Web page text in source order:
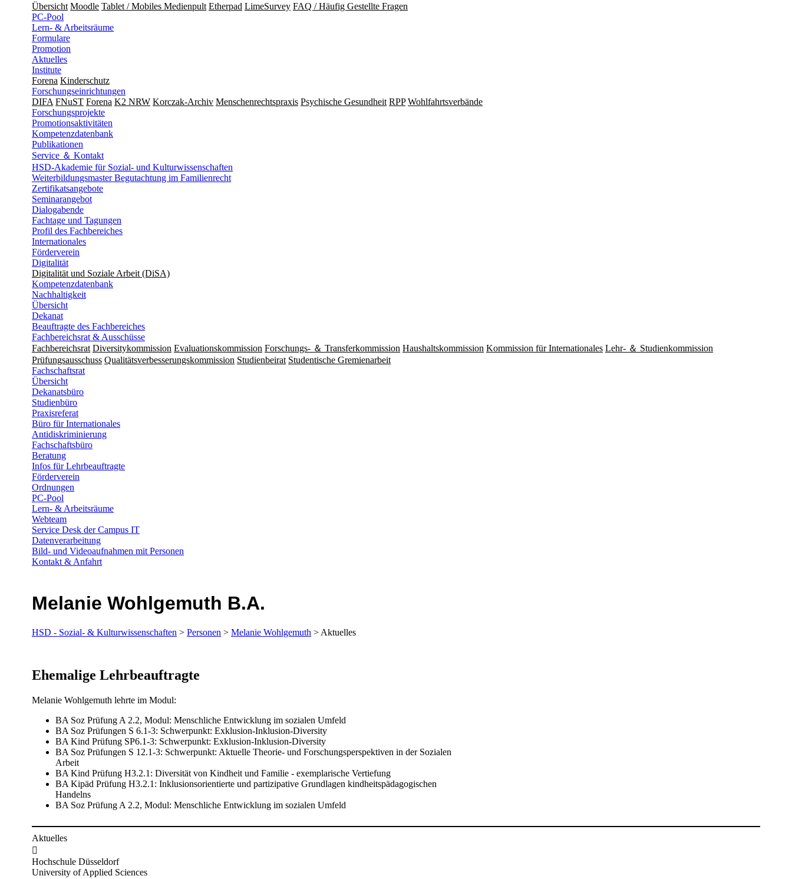
Übersicht Moodle Tablet / Mobiles Medienpult Etherpad LimeSurvey FAQ / Häufig Gestellte Fragen
PC-Pool
Lern- & Arbeitsräume
Formulare
Promotion
Aktuelles
Institute
Forena Kinderschutz
Forschungseinrichtungen
DIFA FNuST Forena K2 NRW Korczak-Archiv Men­schen­rechts­praxis Psy­chische Gesund­heit RPP Wohlfahrts­verbände
Forschungsprojekte
Promotionsaktivitäten
Kompetenzdatenbank
Publikationen
Service ＆ Kontakt
HSD-Akademie für Sozial- und Kulturwissenschaften
Weiterbildungsmaster Begutachtung im Familienrecht
Zertifikatsangebote
Seminarangebot
Dialogabende
Fachtage und Tagungen
Profil des Fachbereiches
Internationales
Förderverein
Digitalität
Digitalität und Soziale Arbeit (DiSA)
Kompetenzdatenbank
Nachhaltigkeit
Übersicht
Dekanat
Beauftragte des Fachbereiches
Fachbereichsrat & Ausschüsse
Fachbereichsrat Diversitykommission Evaluationskommission Forschungs- ＆ Transferkommission Haushaltskommission Kommission für Internationales Lehr- ＆ Studienkommission
Prüfungsausschuss Qualitätsverbesserungskommission Studienbeirat Studentische Gremienarbeit
Fachschaftsrat
Übersicht
Dekanatsbüro
Studienbüro
Praxisreferat
Büro für Internationales
Antidiskriminierung
Fachschaftsbüro
Beratung
Infos für Lehrbeauftragte
Förderverein
Ordnungen
PC-Pool
Lern- & Arbeitsräume
Webteam
Service Desk der Campus IT
Datenverarbeitung
Bild- und Videoaufnahmen mit Personen
Kontakt & Anfahrt
Melanie Wohlgemuth B.A.
HSD - Sozial- & Kulturwissenschaften > Personen > Melanie Wohlgemuth > Aktuelles
​Ehemalige Lehrbeauftragte​
Melanie Wohlgemuth lehrte im Modul:
BA Soz Prüfung A 2.2, Modul: Menschliche Entwicklung im sozialen Umfeld
BA Soz Prüfungen S 6.1-3: Schwerpunkt: Exklusion-Inklusion-Diversity
BA Kind Prüfung SP6.1-3: Schwerpunkt: Exklusion-Inklusion-Diversity
BA Soz Prüfungen S 12.1-3: Schwerpunkt: Aktuelle Theorie- und Forschungsperspektiven in der Sozialen
Arbeit
BA Kind Prüfung H3.2.1: Diversität von Kindheit und Familie - exemplarische Vertiefung
BA Kipäd Prüfung H3.2.1: Inklusionsorientierte und partizipative Grundlagen kindheitspädagogischen
Handelns
BA Soz Prüfung A 2.2, Modul: Menschliche Entwicklung im sozialen Umfeld
Aktuelles

Hochschule Düsseldorf
University of Applied Sciences